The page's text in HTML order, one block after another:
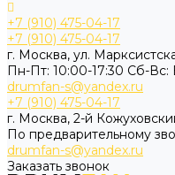
+7 (910) 475-04-17
+7 (910) 475-04-17
г. Москва, ул.
Пн-Пт: 10:00-17:30 Cб-
drumfan-s@yandex.ru
+7 (910) 475-04-17
г. Москва, 2-й
По предварительному
drumfan-s@yandex.ru
Заказать звонок